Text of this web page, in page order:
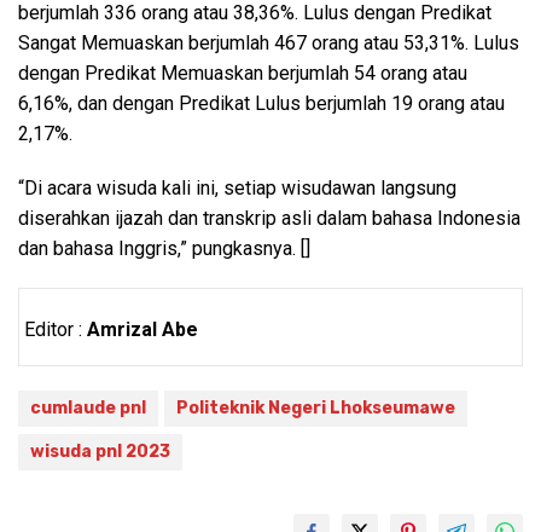
berjumlah 336 orang atau 38,36%. Lulus dengan Predikat
Sangat Memuaskan berjumlah 467 orang atau 53,31%. Lulus
dengan Predikat Memuaskan berjumlah 54 orang atau
6,16%, dan dengan Predikat Lulus berjumlah 19 orang atau
2,17%.
“Di acara wisuda kali ini, setiap wisudawan langsung
diserahkan ijazah dan transkrip asli dalam bahasa Indonesia
dan bahasa Inggris,” pungkasnya. []
Editor : Amrizal Abe
cumlaude pnl Politeknik Negeri Lhokseumawe
wisuda pnl 2023